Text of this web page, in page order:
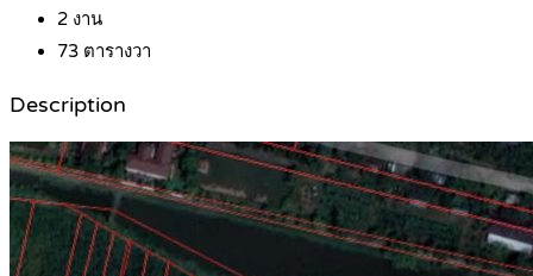
2 งาน
73 ตารางวา
Description